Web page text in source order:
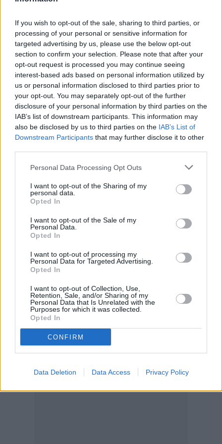
If you wish to opt-out of the sale, sharing to third parties, or
processing of your personal or sensitive information for
targeted advertising by us, please use the below opt-out
section to confirm your selection. Please note that after your
opt-out request is processed you may continue seeing
interest-based ads based on personal information utilized by
us or personal information disclosed to third parties prior to
your opt-out. You may separately opt-out of the further
disclosure of your personal information by third parties on the
IAB’s list of downstream participants. This information may
also be disclosed by us to third parties on the IAB’s List of
Downstream Participants that may further disclose it to other
Personal Data Processing Opt Outs
I want to opt-out of the Sharing of my
personal data.
Opted In
I want to opt-out of the Sale of my
Personal Data.
Opted In
I want to opt-out of processing my
Personal Data for Targeted Advertising.
Opted In
I want to opt-out of Collection, Use,
Retention, Sale, and/or Sharing of my
Personal Data that Is Unrelated with the
Purposes for which it was collected.
Opted In
CONFIRM
Data Deletion Data Access Privacy Policy
τα οποία ανακαινίστηκαν προκειμένου να
διατεθούν για βραχυχρόνια μίσθωση,
συμβάλλοντας στην αισθητική αναβάθμιση
υποβαθμισμένων, πρώην βιοτεχνικών
περιοχών. Στο κάδρο βάζει την αύξηση της
διαφθοράς και ζητά, τουλάχιστον, η διάταξη
να έχει αναδρομική ισχύ.
Υπενθυμίζεται ότι στους διαχειριστές ακινήτων
θα επιβάλλεται αυτοτελές διοικητικό πρόστιμο
διπλασιάζεται σε περίπτωση υποτροπής. Το
υπουργείο, πάντως, φαίνεται ότι θα μείνει
αμετακίνητο στη νομοθέτηση της διάταξης,
διαβούλευσης θα ληφθούν υπόψη. «Η
βραχυχρόνια μίσθωση λειτουργεί ως
παραξενοδοχία, θα ελέγχεται όπως και τα
υπόλοιπα καταλύματα», σχολίασε πρόσφατα,
η υπουργός Τουρισμού Όλγα Κεφαλογιάννη,
μιλώντας σε δημοσιογράφους.